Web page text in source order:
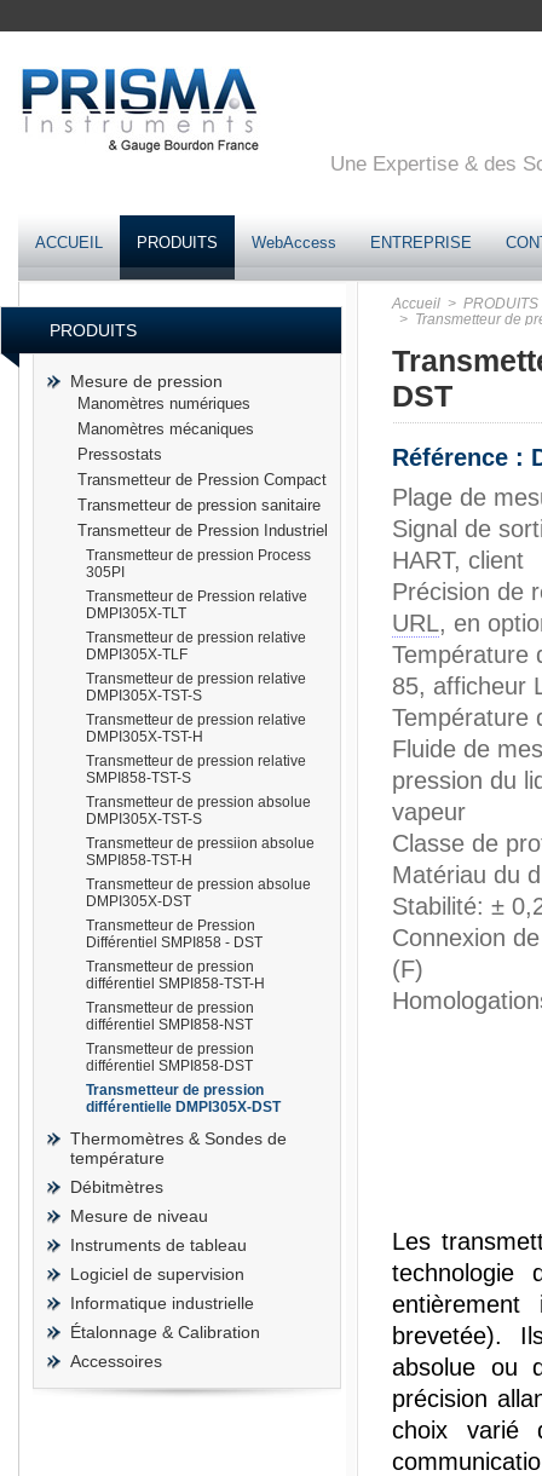
Une Expertise & des
ACCUEIL PRODUITS WebAccess ENTREPRISE
PRODUITS
Mesure de pression
Manomètres numériques
Manomètres mécaniques
Pressostats
Transmetteur de Pression Compact
Transmetteur de pression sanitaire
Transmetteur de Pression Industriel
Transmetteur de pression Process
305PI
Transmetteur de Pression relative
DMPI305X-TLT
Transmetteur de pression relative
DMPI305X-TLF
Transmetteur de pression relative
DMPI305X-TST-S
Transmetteur de pression relative
DMPI305X-TST-H
Transmetteur de pression relative
SMPI858-TST-S
Transmetteur de pression absolue
DMPI305X-TST-S
Transmetteur de pressiion absolue
SMPI858-TST-H
Transmetteur de pression absolue
DMPI305X-DST
Transmetteur de Pression
Différentiel SMPI858 - DST
Transmetteur de pression
différentiel SMPI858-TST-H
Transmetteur de pression
différentiel SMPI858-NST
Transmetteur de pression
différentiel SMPI858-DST
Transmetteur de pression
différentielle DMPI305X-DST
Thermomètres & Sondes de
température
Débitmètres
Mesure de niveau
Instruments de tableau
Logiciel de supervision
Informatique industrielle
Étalonnage & Calibration
Accessoires
Accueil > PRODUITS
> Transmetteur de
DST
Référence :
Plage de
Signal de
HART, client
Précision de
URL, en
Température
85, afficheur
Température
Fluide de
pression du
vapeur
Classe de
Matériau du
Stabilité: ±
Connexion
(F)
Les
technologie
brevetée).
absolue ou
précision
choix varié